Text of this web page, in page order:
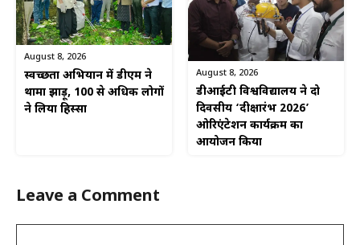
August 8, 2026
स्वच्छता अभियान में डीएम ने
थामा झाड़ू, 100 से अधिक लोगों
ने लिया हिस्सा
August 8, 2026
डीआईटी विश्वविद्यालय ने दो
दिवसीय ‘दीक्षारंभ 2026’
ओरिएंटेशन कार्यक्रम का
आयोजन किया
Leave a Comment